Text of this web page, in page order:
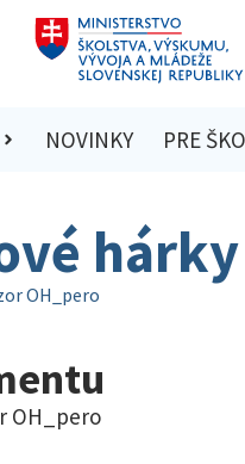
NOVINKY PRE
OH_pero
OH_pero